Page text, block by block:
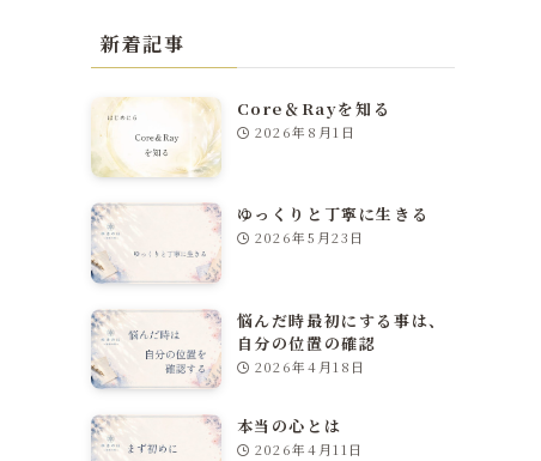
新着記事
Core＆Rayを知る
2026年8月1日
ゆっくりと丁寧に生きる
2026年5月23日
悩んだ時最初にする事は、
自分の位置の確認
2026年4月18日
本当の心とは
2026年4月11日